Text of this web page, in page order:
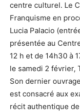
centre culturel. Le
Franquisme en
Lucia Palacio
présentée au
12 h et de 14h30 à
le samedi 2 février,
Son dernier
est consacré aux
récit authentique